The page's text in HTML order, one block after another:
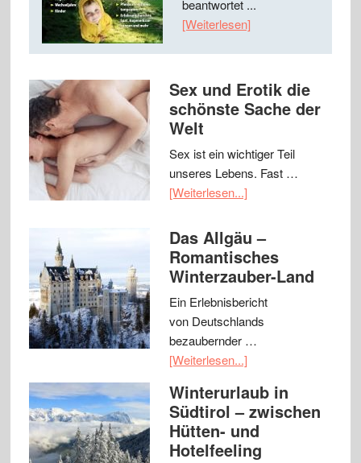
beantwortet ...
[Weiterlesen]
Sex und Erotik die
schönste Sache der
Welt
Sex ist ein wichtiger Teil
unseres Lebens. Fast …
[Weiterlesen...]
Das Allgäu –
Romantisches
Winterzauber-Land
Ein Erlebnisbericht
von Deutschlands
bezaubernder …
[Weiterlesen...]
Winterurlaub in
Südtirol – zwischen
Hütten- und
Hotelfeeling